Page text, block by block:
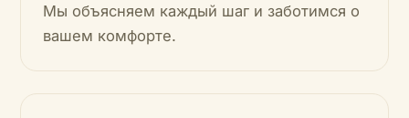
Мы объясняем каждый шаг и заботимся о
вашем комфорте.